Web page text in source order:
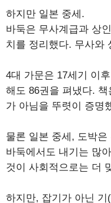
하지만 일본 중세.
바둑은 무사계급과 상
치를 정리했다. 무사와
4대 가문은 17세기 이
해도 86권을 펴냈다.
가 아님을 뚜렷이 증명
물론 일본 중세, 도박은
바둑에서도 내기는 많
것이 사회적으로는 더
하지만, 잡기가 아닌